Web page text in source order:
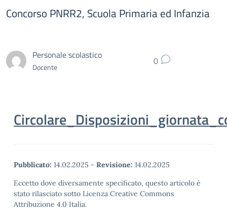
Concorso PNRR2, Scuola Primaria ed Infanzia
Personale scolastico
Docente 0
Pubblicato: 14.02.2025 - Revisione: 14.02.2025
Eccetto dove diversamente specificato, questo articolo è
stato rilasciato sotto Licenza Creative Commons
Attribuzione 4.0 Italia.